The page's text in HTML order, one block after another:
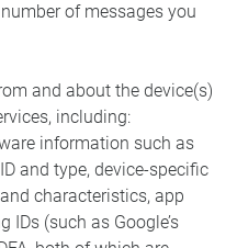
of messages you
and about the device(s)
including:
information such as
and type, device-specific
characteristics, app
IDs (such as Google’s